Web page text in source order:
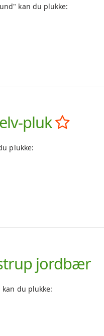
kan du plukke:
pluk
plukke:
jordbær
du plukke: